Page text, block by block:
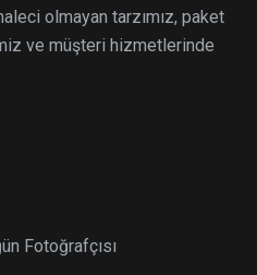
olmayan tarzımız, paket
ve müşteri hizmetlerinde